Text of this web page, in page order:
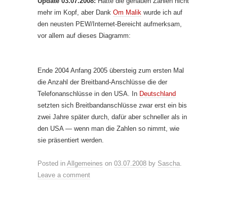
mehr im Kopf, aber Dank Om Malik wurde ich auf
den neusten PEW/Internet-Bereicht aufmerksam,
vor allem auf dieses Diagramm:
Ende 2004 Anfang 2005 übersteig zum ersten Mal
die Anzahl der Breitband-Anschlüsse die der
Telefonanschlüsse in den USA. In Deutschland
setzten sich Breitbandanschlüsse zwar erst ein bis
zwei Jahre später durch, dafür aber schneller als in
den USA — wenn man die Zahlen so nimmt, wie
sie präsentiert werden.
Posted in Allgemeines on 03.07.2008 by Sascha.
Leave a comment